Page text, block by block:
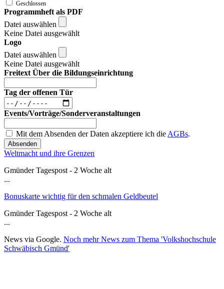
Programmheft als PDF
Datei auswählen
Keine Datei ausgewählt
Logo
Datei auswählen
Keine Datei ausgewählt
Freitext Über die Bildungseinrichtung
Tag der offenen Tür
Events/Vorträge/Sonderveranstaltungen
Mit dem Absenden der Daten akzeptiere ich die AGBs.
Absenden
Weltmacht und ihre Grenzen
Gmünder Tagespost - 2 Woche alt
...
Bonuskarte wichtig für den schmalen Geldbeutel
Gmünder Tagespost - 2 Woche alt
...
News via Google. Noch mehr News zum Thema 'Volkshochschule
Schwäbisch Gmünd'